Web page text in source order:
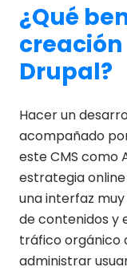
¿Qué
creación
Drupal?
Hacer un
acompañado
este CMS como
estrategia
una interfaz
de contenidos y
tráfico orgánico
administrar